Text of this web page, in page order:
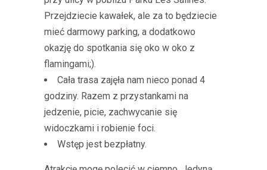
Przejdziecie kawałek, ale za to będziecie
mieć darmowy parking, a dodatkowo
okazję do spotkania się oko w oko z
flamingami;).
Cała trasa zajęła nam nieco ponad 4
godziny. Razem z przystankami na
jedzenie, picie, zachwycanie się
widoczkami i robienie foci.
Wstęp jest bezpłatny.